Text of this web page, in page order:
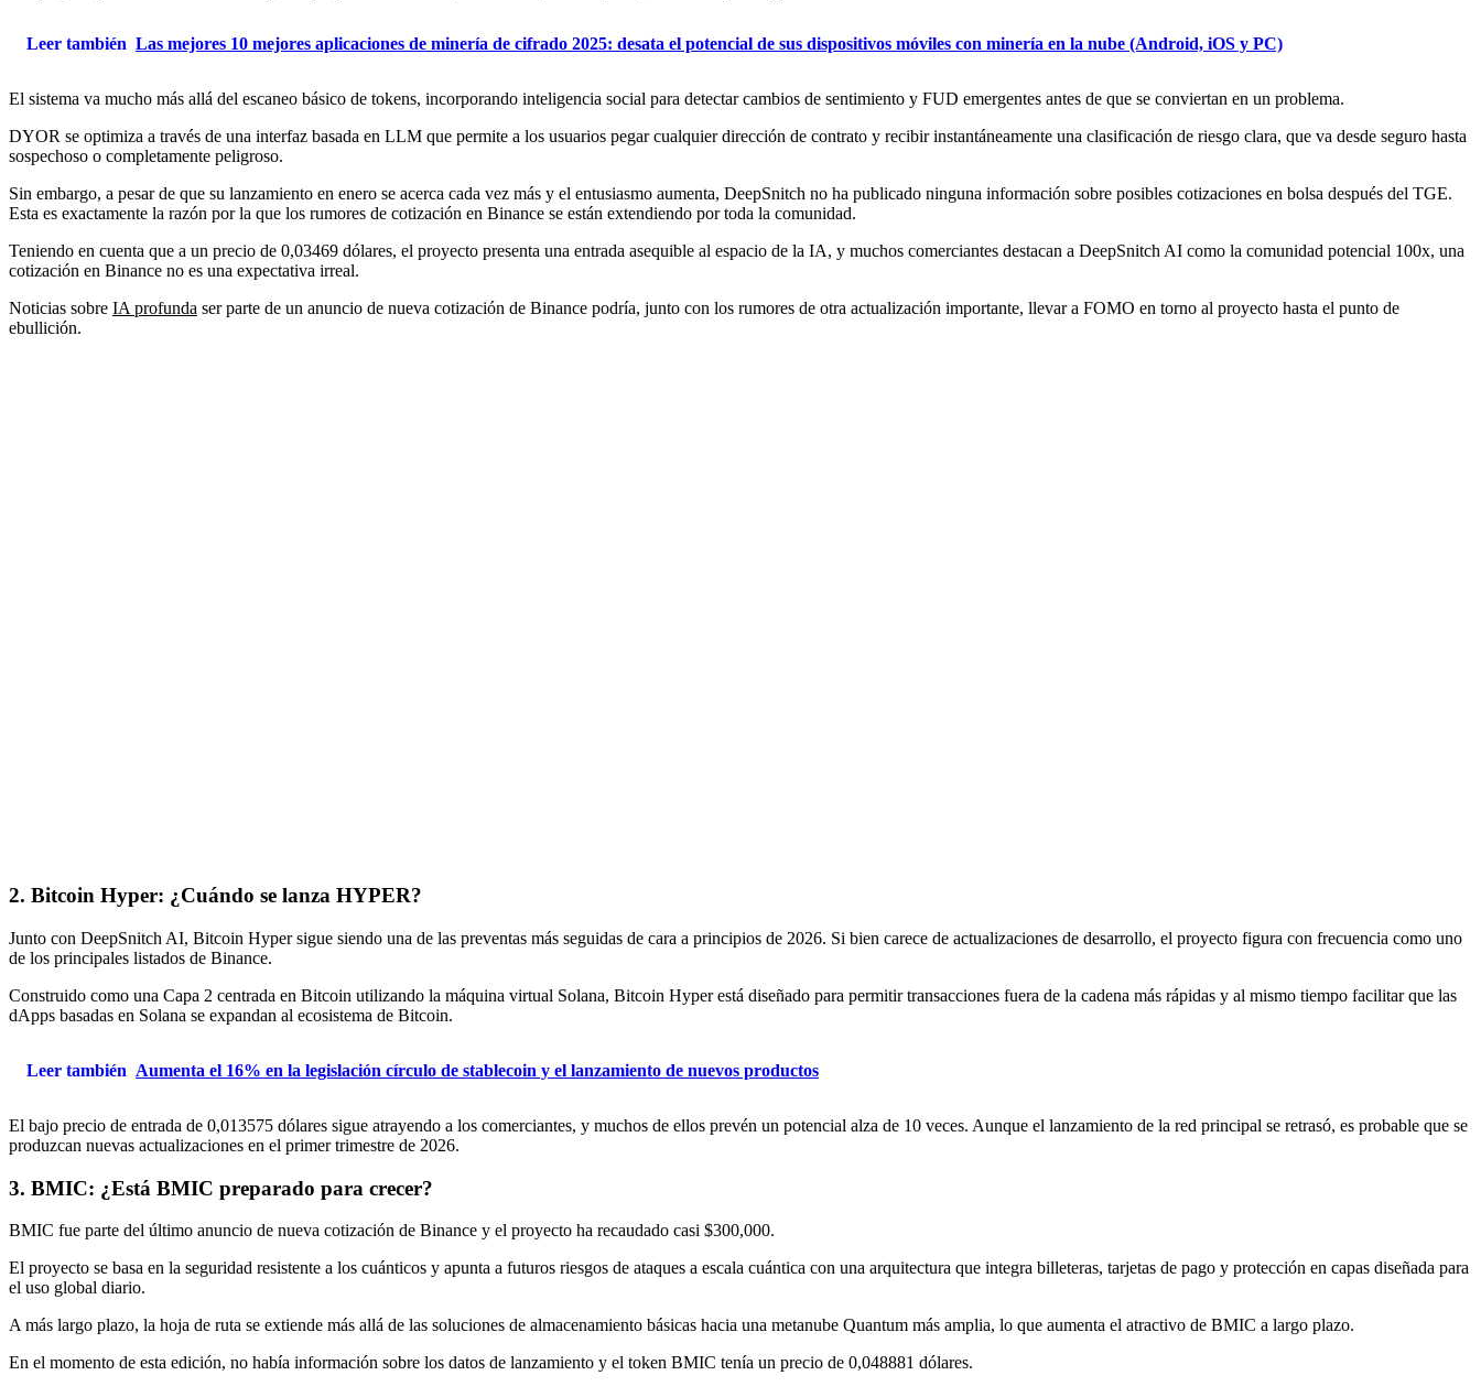
Leer también Las mejores 10 mejores aplicaciones de minería de cifrado 2025: desata el potencial de sus dispositivos móviles con minería en la nube (Android, iOS y PC)
El sistema va mucho más allá del escaneo básico de tokens, incorporando inteligencia social para detectar cambios de sentimiento y FUD emergentes antes de que se conviertan en un problema.
DYOR se optimiza a través de una interfaz basada en LLM que permite a los usuarios pegar cualquier dirección de contrato y recibir instantáneamente una clasificación de riesgo clara, que va desde seguro hasta
sospechoso o completamente peligroso.
Sin embargo, a pesar de que su lanzamiento en enero se acerca cada vez más y el entusiasmo aumenta, DeepSnitch no ha publicado ninguna información sobre posibles cotizaciones en bolsa después del TGE.
Esta es exactamente la razón por la que los rumores de cotización en Binance se están extendiendo por toda la comunidad.
Teniendo en cuenta que a un precio de 0,03469 dólares, el proyecto presenta una entrada asequible al espacio de la IA, y muchos comerciantes destacan a DeepSnitch AI como la comunidad potencial 100x, una
cotización en Binance no es una expectativa irreal.
Noticias sobre IA profunda ser parte de un anuncio de nueva cotización de Binance podría, junto con los rumores de otra actualización importante, llevar a FOMO en torno al proyecto hasta el punto de
ebullición.
2. Bitcoin Hyper: ¿Cuándo se lanza HYPER?
Junto con DeepSnitch AI, Bitcoin Hyper sigue siendo una de las preventas más seguidas de cara a principios de 2026. Si bien carece de actualizaciones de desarrollo, el proyecto figura con frecuencia como uno
de los principales listados de Binance.
Construido como una Capa 2 centrada en Bitcoin utilizando la máquina virtual Solana, Bitcoin Hyper está diseñado para permitir transacciones fuera de la cadena más rápidas y al mismo tiempo facilitar que las
dApps basadas en Solana se expandan al ecosistema de Bitcoin.
Leer también Aumenta el 16% en la legislación círculo de stablecoin y el lanzamiento de nuevos productos
El bajo precio de entrada de 0,013575 dólares sigue atrayendo a los comerciantes, y muchos de ellos prevén un potencial alza de 10 veces. Aunque el lanzamiento de la red principal se retrasó, es probable que se
produzcan nuevas actualizaciones en el primer trimestre de 2026.
3. BMIC: ¿Está BMIC preparado para crecer?
BMIC fue parte del último anuncio de nueva cotización de Binance y el proyecto ha recaudado casi $300,000.
El proyecto se basa en la seguridad resistente a los cuánticos y apunta a futuros riesgos de ataques a escala cuántica con una arquitectura que integra billeteras, tarjetas de pago y protección en capas diseñada para
el uso global diario.
A más largo plazo, la hoja de ruta se extiende más allá de las soluciones de almacenamiento básicas hacia una metanube Quantum más amplia, lo que aumenta el atractivo de BMIC a largo plazo.
En el momento de esta edición, no había información sobre los datos de lanzamiento y el token BMIC tenía un precio de 0,048881 dólares.